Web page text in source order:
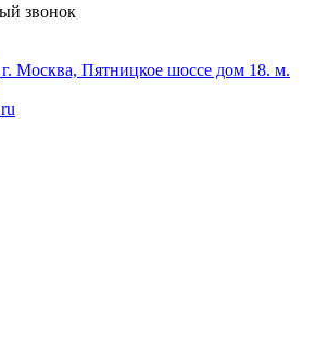
звонок
г. Москва, Пятницкое шоссе дом 18. м.